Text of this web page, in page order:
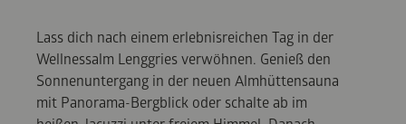
Lass dich nach einem erlebnisreichen Tag in der
Wellnessalm Lenggries verwöhnen. Genieß den
Sonnenuntergang in der neuen Almhüttensauna
mit Panorama-Bergblick oder schalte ab im